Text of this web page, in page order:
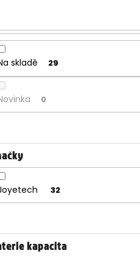
skladě 29
0
32
kapacita